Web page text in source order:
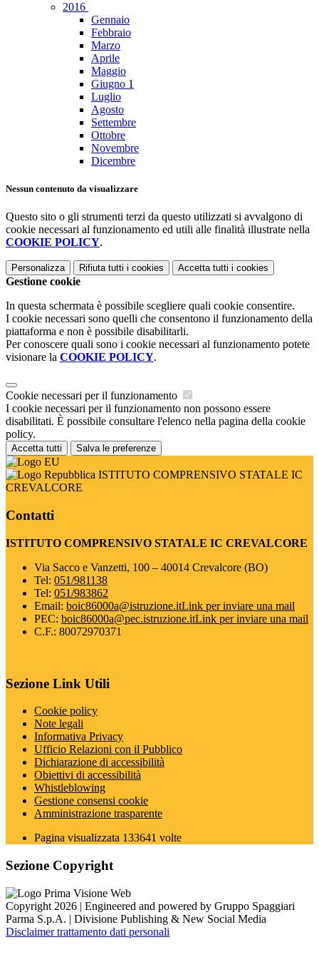
2016
Gennaio
Febbraio
Marzo
Aprile
Maggio
Giugno 1
Luglio
Agosto
Settembre
Ottobre
Novembre
Dicembre
Nessun contenuto da visualizzare
Questo sito o gli strumenti terzi da questo utilizzati si avvalgono di
cookie necessari al funzionamento ed utili alle finalità illustrate nella
COOKIE POLICY.
Personalizza Rifiuta tutti i cookies Accetta tutti i cookies
Gestione cookie
In questa schermata è possibile scegliere quali cookie consentire.
I cookie necessari sono quelli che consentono il funzionamento della
piattaforma e non è possibile disabilitarli.
Per conoscere quali sono i cookie necessari al funzionamento potete
visionare la COOKIE POLICY.
Cookie necessari per il funzionamento
I cookie necessari per il funzionamento non possono essere
disabilitati. È possibile consultare l'elenco nella pagina della cookie
policy.
Accetta tutti Salva le preferenze
ISTITUTO COMPRENSIVO STATALE IC
CREVALCORE
Contatti
ISTITUTO COMPRENSIVO STATALE IC CREVALCORE
Via Sacco e Vanzetti, 100 – 40014 Crevalcore (BO)
Tel: 051/981138
Tel: 051/983862
Email: boic86000a@istruzione.itLink per inviare una mail
PEC: boic86000a@pec.istruzione.itLink per inviare una mail
C.F.: 80072970371
Sezione Link Utili
Cookie policy
Note legali
Informativa Privacy
Ufficio Relazioni con il Pubblico
Dichiarazione di accessibilità
Obiettivi di accessibilità
Whistleblowing
Gestione consensi cookie
Amministrazione trasparente
Pagina visualizzata 133641 volte
Sezione Copyright
Copyright 2026 | Engineered and powered by Gruppo Spaggiari
Parma S.p.A. | Divisione Publishing & New Social Media
Disclaimer trattamento dati personali